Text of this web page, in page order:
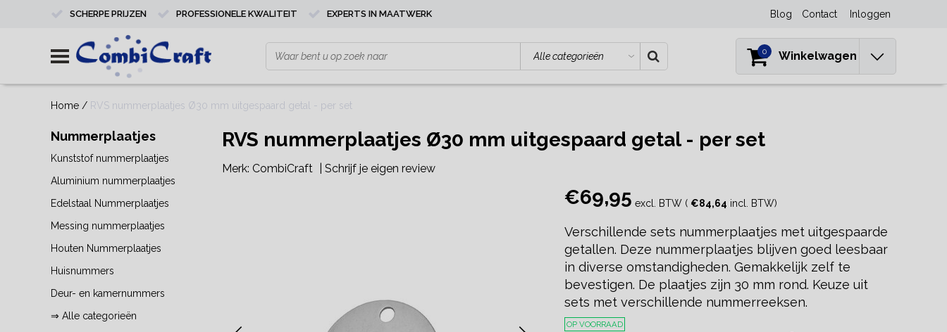
SCHERPE PRIJZEN PROFESSIONELE KWALITEIT EXPERTS IN MAATWERK Blog Contact Inloggen
0 Winkelwagen
Home / RVS nummerplaatjes Ø30 mm uitgespaard getal - per set
Nummerplaatjes
Kunststof nummerplaatjes
Aluminium nummerplaatjes
Edelstaal Nummerplaatjes
Messing nummerplaatjes
Houten Nummerplaatjes
Huisnummers
Deur- en kamernummers
⇒ Alle categorieën
RVS nummerplaatjes Ø30 mm uitgespaard getal - per set
Merk: CombiCraft Schrijf je eigen review
€69,95 excl. BTW ( €84,64 incl. BTW)
Verschillende sets nummerplaatjes met uitgespaarde
getallen. Deze nummerplaatjes blijven goed leesbaar
in diverse omstandigheden. Gemakkelijk zelf te
bevestigen. De plaatjes zijn 30 mm rond. Keuze uit
sets met verschillende nummerreeksen.
OP VOORRAAD